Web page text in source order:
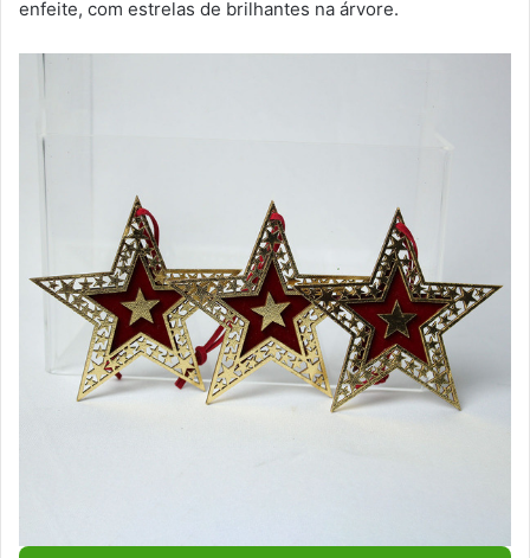
enfeite, com estrelas de brilhantes na árvore.